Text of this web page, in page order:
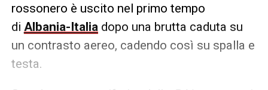
rossonero è uscito nel primo tempo
di Albania-Italia dopo una brutta caduta su
un contrasto aereo, cadendo così su spalla e
testa.